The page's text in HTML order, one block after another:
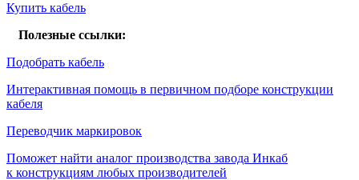
Купить кабель
Полезные ссылки:
Подобрать кабель
Интерактивная помощь в первичном подборе конструкции
кабеля
Переводчик маркировок
Поможет найти аналог производства завода Инкаб
к конструкциям любых производителей